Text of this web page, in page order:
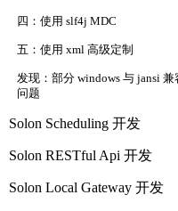
四：使用 slf4j MDC
五：使用 xml 高级定制
发现：部分 windows 与 jansi 兼
问题
Solon Scheduling 开发
Solon RESTful Api 开发
Solon Local Gateway 开发